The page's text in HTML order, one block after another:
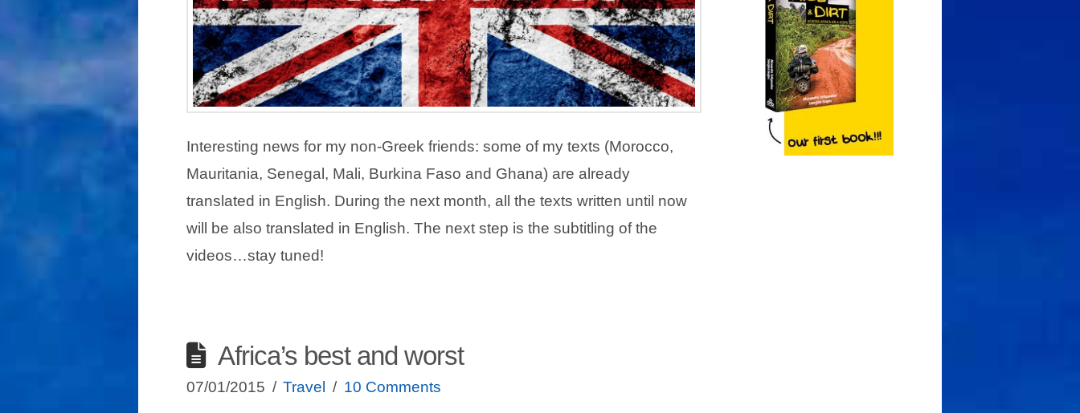
Interesting news for my non-Greek friends: some of my texts (Morocco,
Mauritania, Senegal, Mali, Burkina Faso and Ghana) are already
translated in English. During the next month, all the texts written until now
will be also translated in English. The next step is the subtitling of the
videos…stay tuned!
Africa’s best and worst
07/01/2015 Travel 10 Comments